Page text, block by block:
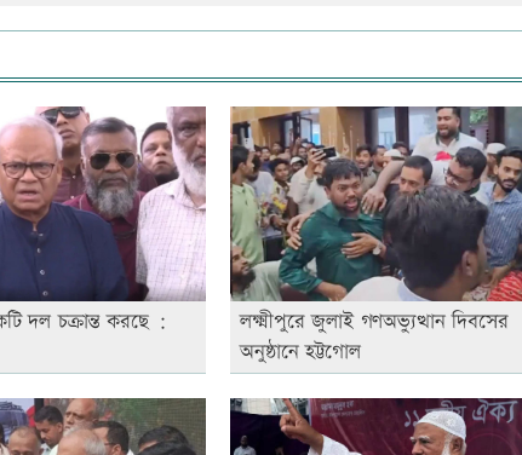
দল চক্রান্ত করছে :
লক্ষ্মীপুরে জুলাই গণঅভ্যুত্থান দিবসের
অনুষ্ঠানে হট্টগোল